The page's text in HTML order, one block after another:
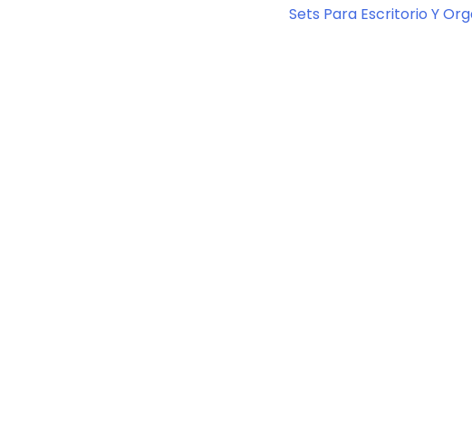
Sets Para Escritorio Y